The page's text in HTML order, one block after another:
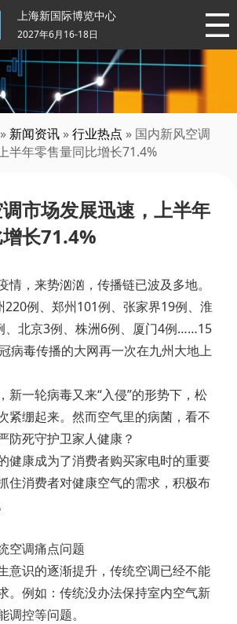
上海新国际博览中心
2027年6月16-18日
» 新闻资讯 »行业热点 » 国内新风空调
半年零售量同比增长71.4%
市场发展迅速，上半年
长71.4%
情，来势汹汹，传播链已波及多地。
220例、郑州101例、张家界19例、淮
、北京3例、株洲6例、厦门4例……15
病毒传播的大网再一次在九州大地上
新一轮病毒又来“入侵”的形势下，松
紧绷起来。然而空气里的病菌，看不
防死守护卫家人健康？
健康成为了消费者购买家电时的重要
住消费者对健康空气的需求，积极布
空调痛点问题
意识的逐渐提升，传统空调已经不能
。例如：传统没办法保持室内空气新
调控等问题。